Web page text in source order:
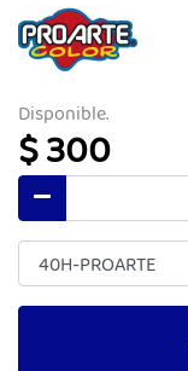
Disponible.
$ 300